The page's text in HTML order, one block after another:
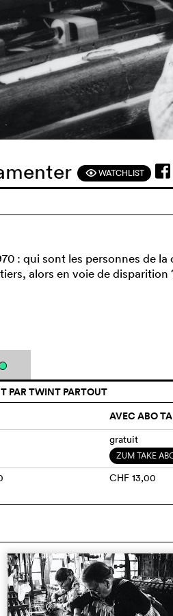
FWATCHLIST
: qui sont les personnes de
alors en voie de
PAR TWINT PARTOUT
AVEC ABO
gratuit
ZUM TAKE
CHF 13,00